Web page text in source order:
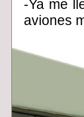
-Ya me
aviones